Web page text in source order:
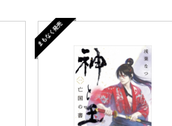
まもなく発売